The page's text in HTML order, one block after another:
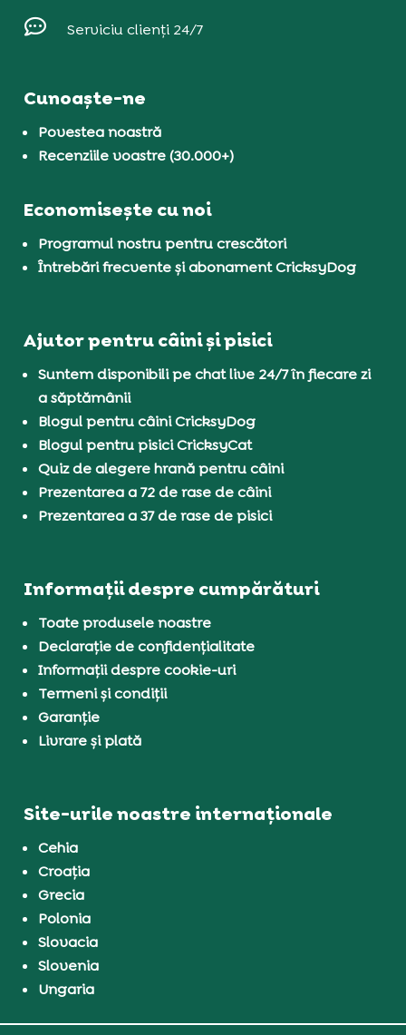
 Serviciu clienți 24/7
Cunoaște-ne
Povestea noastră
Recenziile voastre (30.000+)
Economisește cu noi
Programul nostru pentru crescători
Întrebări frecvente și abonament CricksyDog
Ajutor pentru câini și pisici
Suntem disponibili pe chat live 24/7 în fiecare zi
a săptămânii
Blogul pentru câini CricksyDog
Blogul pentru pisici CricksyCat
Quiz de alegere hrană pentru câini
Prezentarea a 72 de rase de câini
Prezentarea a 37 de rase de pisici
Informații despre cumpărături
Toate produsele noastre
Declarație de confidențialitate
Informații despre cookie-uri
Termeni și condiții
Garanție
Livrare și plată
Site-urile noastre internaționale
Cehia
Croația
Grecia
Polonia
Slovacia
Slovenia
Ungaria